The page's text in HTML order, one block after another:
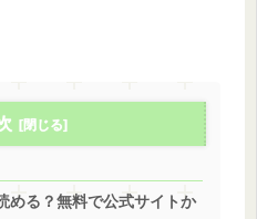
める？無料で公式サイトか